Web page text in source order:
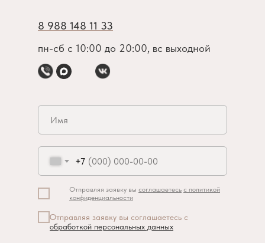
8 988 148 11 33
пн-сб с 10:00 до 20:00, вс выходной
+7
Отправляя заявку вы соглашаетесь с
обработкой персональных данных
Отправляя заявку вы соглашаетесь с политикой
конфиденциальности